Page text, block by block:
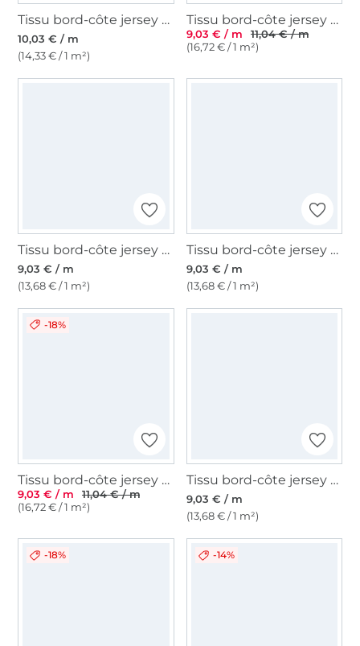
Tissu bord-côte jersey tubulaire à rayures Emma, beige
10,03 € / m
(14,33 € / 1 m²)
Tissu bord-côte jersey tubulaire côtelé, bleu royal
9,03 € / m
11,04 € / m
(16,72 € / 1 m²)
Tissu bord-côte jersey tubulaire lisse, vert gazon
9,03 € / m
(13,68 € / 1 m²)
Tissu bord-côte jersey tubulaire lisse, corail
9,03 € / m
(13,68 € / 1 m²)
-18%
Tissu bord-côte jersey tubulaire côtelé, bleu pigeon
9,03 € / m
11,04 € / m
(16,72 € / 1 m²)
Tissu bord-côte jersey tubulaire lisse, bleu de nuit
9,03 € / m
(13,68 € / 1 m²)
-18% -14%